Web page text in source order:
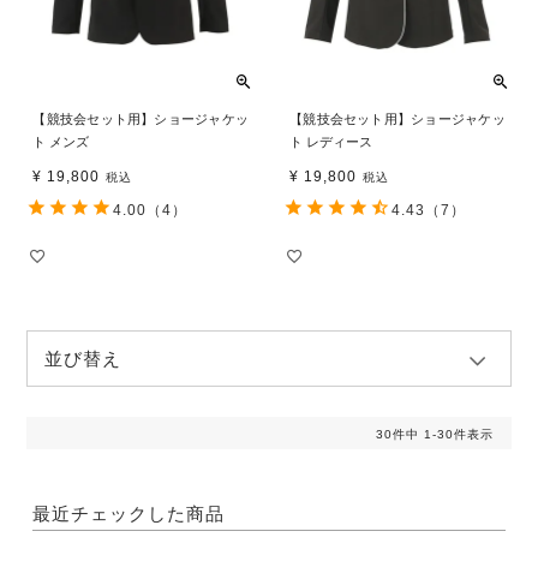
【競技会セット用】ショージャケッ
ト メンズ
¥ 19,800 税込
4.00 （4）
【競技会セット用】ショージャケッ
ト レディース
¥ 19,800 税込
4.43 （7）
並び替え
30件中 1-30件表示
最近チェックした商品